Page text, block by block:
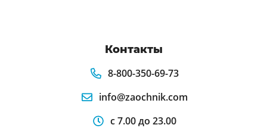
Контакты
8-800-350-69-73
info@zaochnik.com
с 7.00 до 23.00